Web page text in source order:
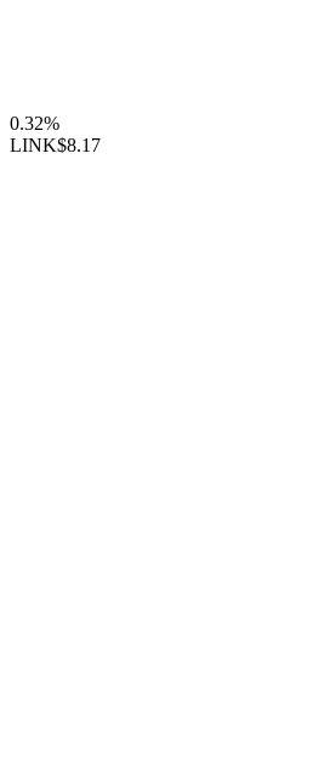
0.32%
LINK$8.17